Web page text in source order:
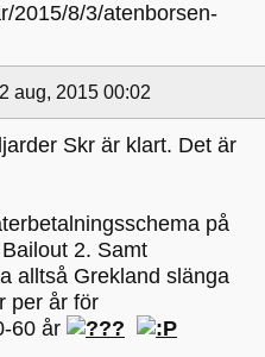
2015/8/3/atenborsen-
aug, 2015 00:02
Skr är klart. Det är
på
2. Samt
alltså Grekland slänga
per år för
60 år